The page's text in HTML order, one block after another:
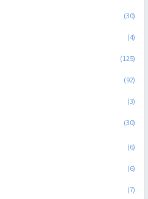
(30)
(4)
(125)
(92)
(3)
(30)
(6)
(6)
(7)